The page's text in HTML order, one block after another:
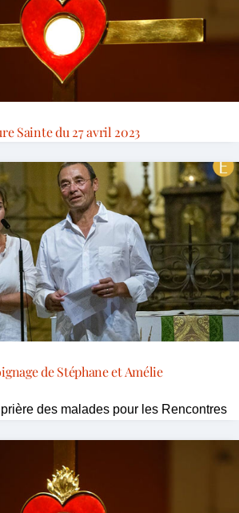
Sainte du 27 avril 2023
de Stéphane et Amélie
des malades pour les Rencontres